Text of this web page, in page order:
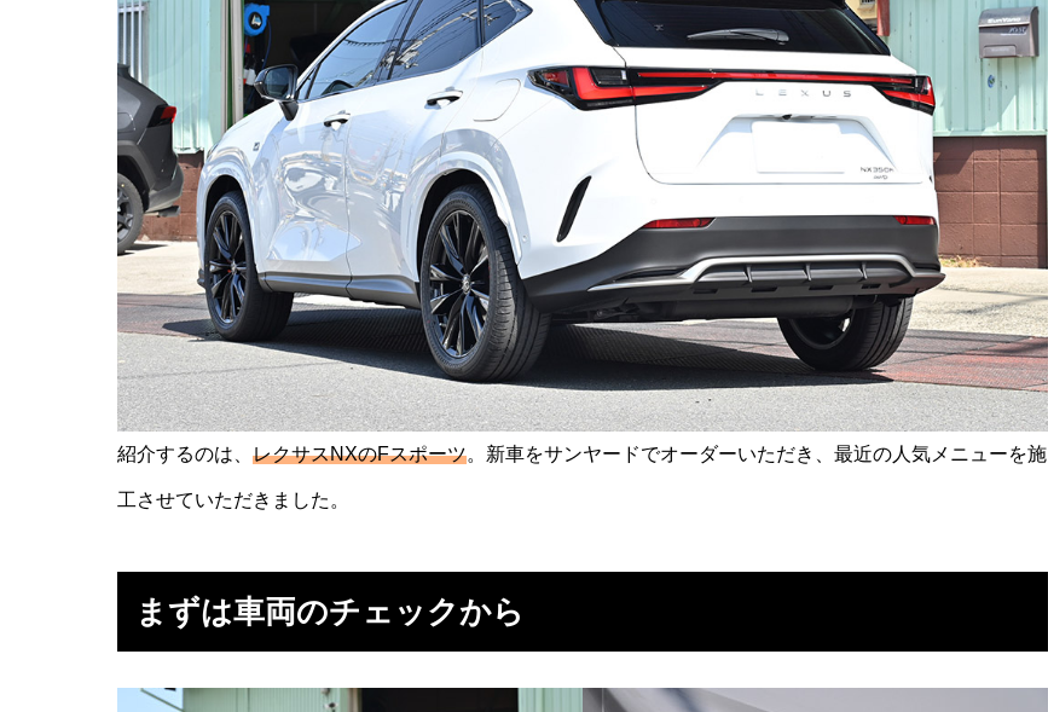
紹介するのは、 レクサスNXのFスポーツ。新車をサンヤードでオーダーいただき、最近の人気メニューを施
工させていただきました。
まずは車両のチェックから